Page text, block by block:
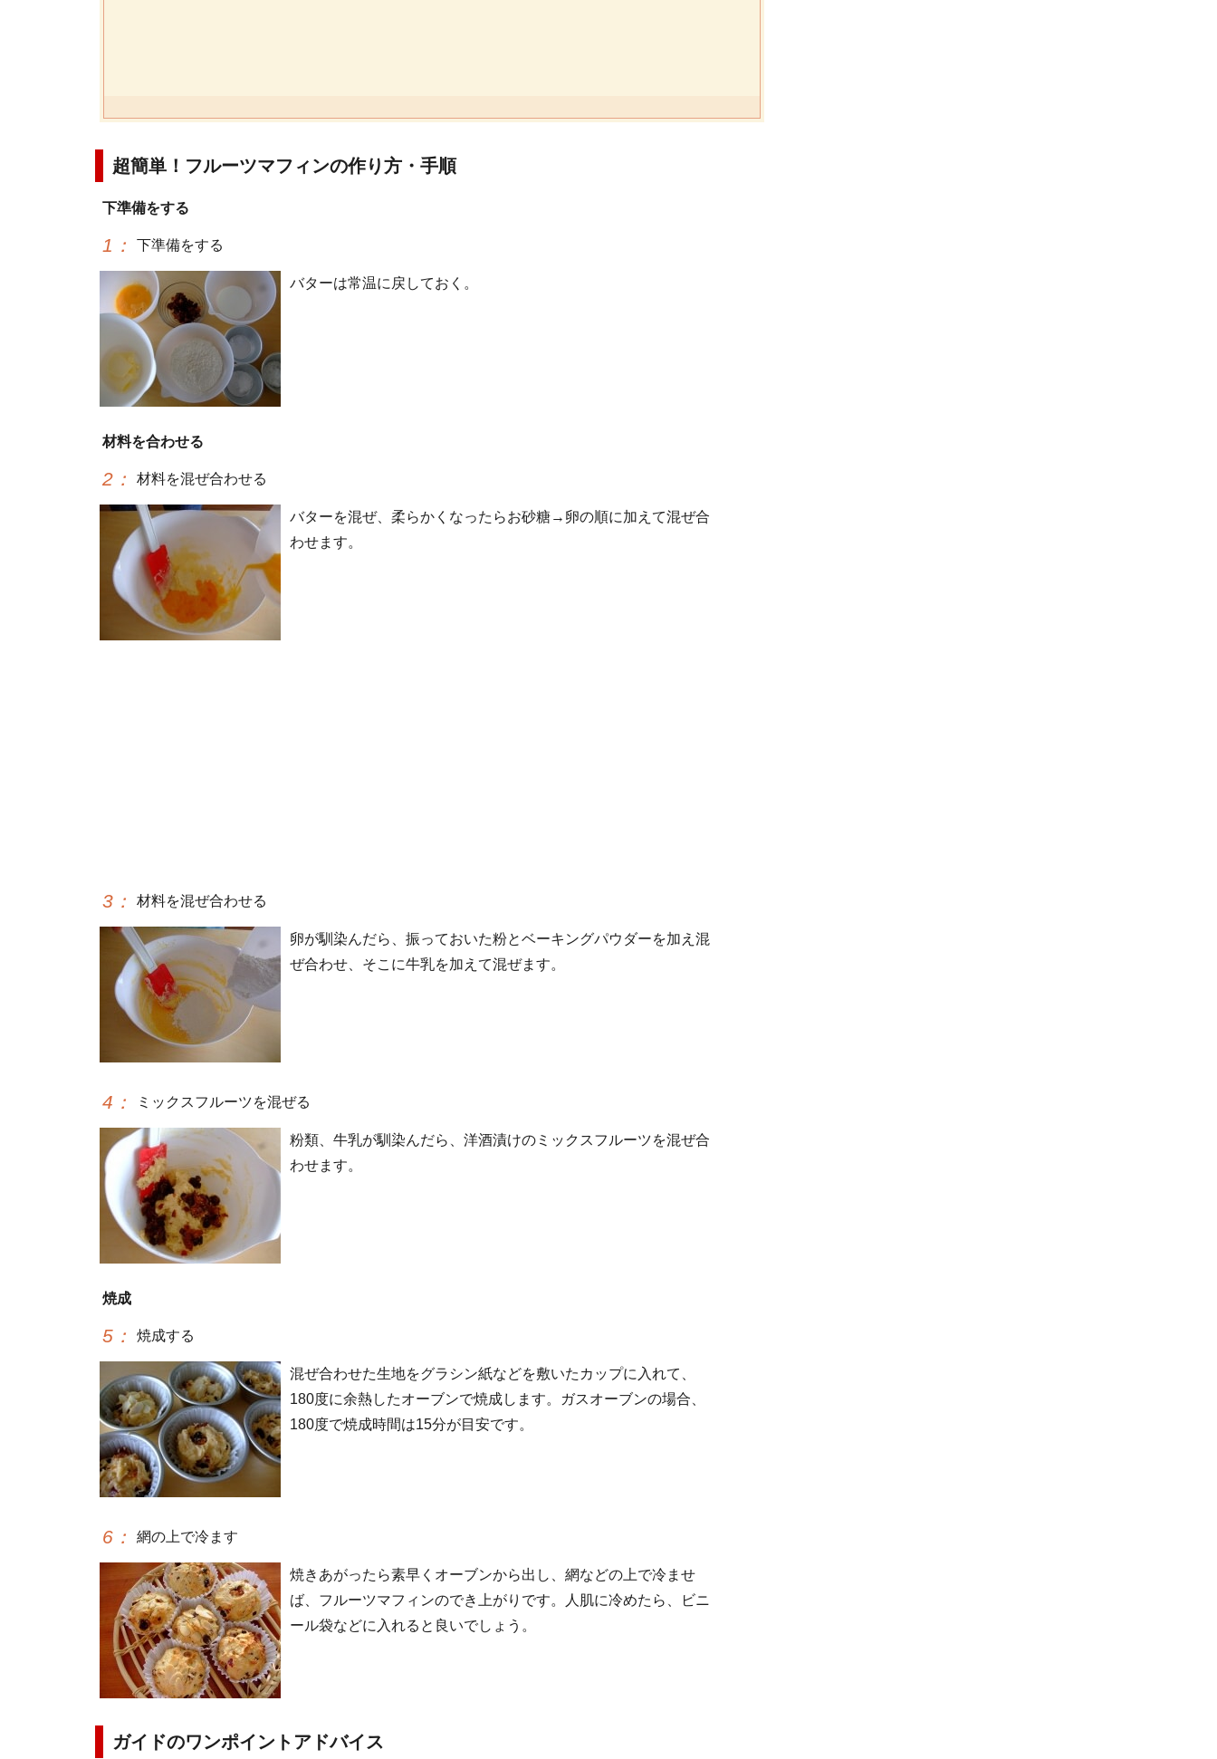
超簡単！フルーツマフィンの作り方・手順
下準備をする
1 ： 下準備をする
バターは常温に戻しておく。
材料を合わせる
2 ： 材料を混ぜ合わせる
バターを混ぜ、柔らかくなったらお砂糖→卵の順に加えて混ぜ合
わせます。
3 ： 材料を混ぜ合わせる
卵が馴染んだら、振っておいた粉とベーキングパウダーを加え混
ぜ合わせ、そこに牛乳を加えて混ぜます。
4 ： ミックスフルーツを混ぜる
粉類、牛乳が馴染んだら、洋酒漬けのミックスフルーツを混ぜ合
わせます。
焼成
5 ： 焼成する
混ぜ合わせた生地をグラシン紙などを敷いたカップに入れて、
180度に余熱したオーブンで焼成します。ガスオーブンの場合、
180度で焼成時間は15分が目安です。
6 ： 網の上で冷ます
焼きあがったら素早くオーブンから出し、網などの上で冷ませ
ば、フルーツマフィンのでき上がりです。人肌に冷めたら、ビニ
ール袋などに入れると良いでしょう。
ガイドのワンポイントアドバイス